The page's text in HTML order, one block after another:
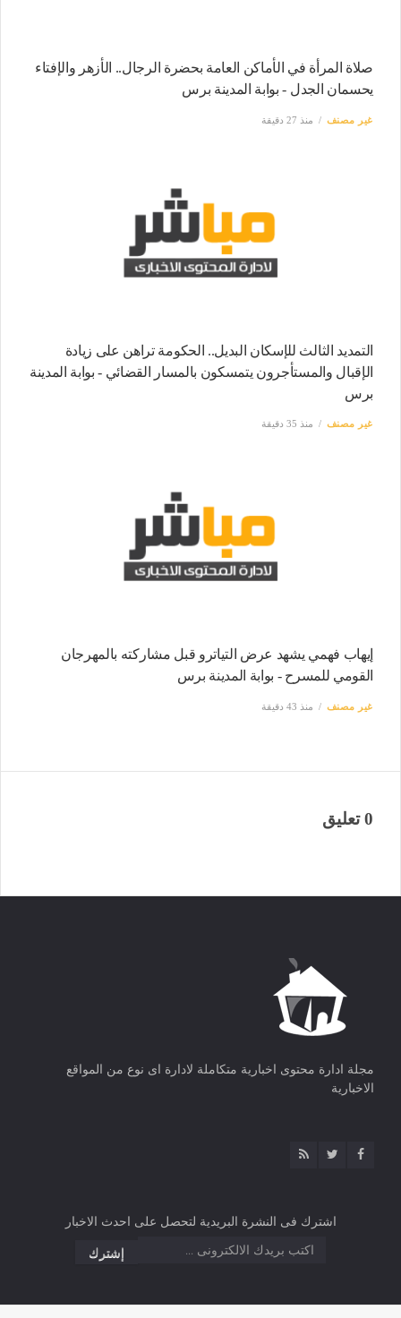
صلاة المرأة في الأماكن العامة بحضرة الرجال.. الأزهر والإفتاء
يحسمان الجدل - بوابة المدينة برس
غير مصنف منذ 27 دقيقة
التمديد الثالث للإسكان البديل.. الحكومة تراهن على زيادة
الإقبال والمستأجرون يتمسكون بالمسار القضائي - بوابة المدينة
برس
غير مصنف منذ 35 دقيقة
إيهاب فهمي يشهد عرض التياترو قبل مشاركته بالمهرجان
القومي للمسرح - بوابة المدينة برس
غير مصنف منذ 43 دقيقة
0 تعليق
مجلة ادارة محتوى اخبارية متكاملة لادارة اى نوع من المواقع
الاخبارية
اشترك فى النشرة البريدية لتحصل على احدث الاخبار